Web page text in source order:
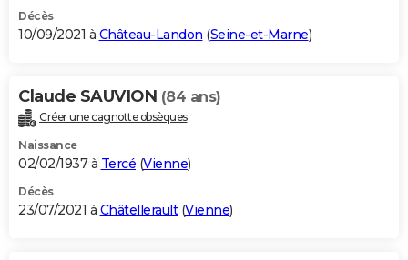
Décès
10/09/2021 à Château-Landon (Seine-et-Marne)
Claude SAUVION (84 ans)
Créer une cagnotte obsèques
Naissance
02/02/1937 à Tercé (Vienne)
Décès
23/07/2021 à Châtellerault(Vienne)